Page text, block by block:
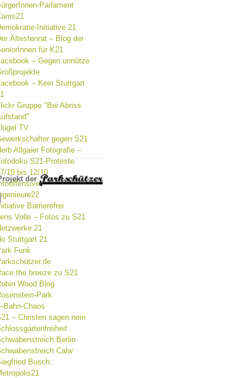
Parlament
Initiative 21
Ältestenrat – Blog der
für K21
– Gegen unnütze
– Kein Stuttgart
Gruppe "Bei Abriss
TV
gegen S21
Allgaier Fotografie –
S21-Proteste
10 bis 12/10
Barrierefrei
Volle – Fotos zu S21
21
Stuttgart 21
Funk
the breeze zu S21
Wood Blog
Park
Bahn-Chaos
– Christen sagen nein
Berlin
Calw
Busch:
der